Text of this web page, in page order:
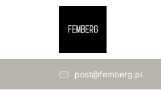
post@femberg.pl